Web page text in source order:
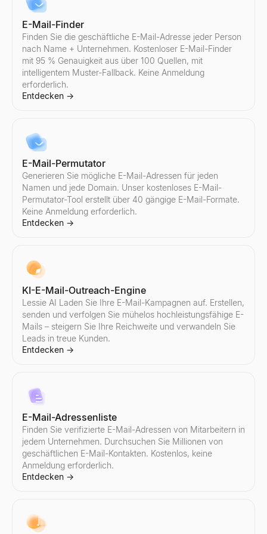
Entdecken
Instagram Influencer vergleichen
Vergleichen Sie zwei beliebige Instagram-Influencer
Entdecken
→
Entdecken
Entdecken
Entdecken
Twitter/X Influencer vergleichen
Vergleichen Sie zwei beliebige Twitter/X-Influencer
Entdecken
→
E-Mail-Finder
Finden Sie die geschäftliche E-Mail-Adresse jeder Person
nach Name + Unternehmen. Kostenloser E-Mail-Finder
mit 95 % Genauigkeit aus über 100 Quellen, mit
intelligentem Muster-Fallback. Keine Anmeldung
erforderlich.
Entdecken →
E-Mail-Permutator
Generieren Sie mögliche E-Mail-Adressen für jeden
Namen und jede Domain. Unser kostenloses E-Mail-
Permutator-Tool erstellt über 40 gängige E-Mail-Formate.
Keine Anmeldung erforderlich.
Entdecken →
KI-E-Mail-Outreach-Engine
Lessie AI Laden Sie Ihre E-Mail-Kampagnen auf. Erstellen,
senden und verfolgen Sie mühelos hochleistungsfähige E-
Mails – steigern Sie Ihre Reichweite und verwandeln Sie
Leads in treue Kunden.
Entdecken →
E-Mail-Adressenliste
Finden Sie verifizierte E-Mail-Adressen von Mitarbeitern in
jedem Unternehmen. Durchsuchen Sie Millionen von
geschäftlichen E-Mail-Kontakten. Kostenlos, keine
Anmeldung erforderlich.
Entdecken →